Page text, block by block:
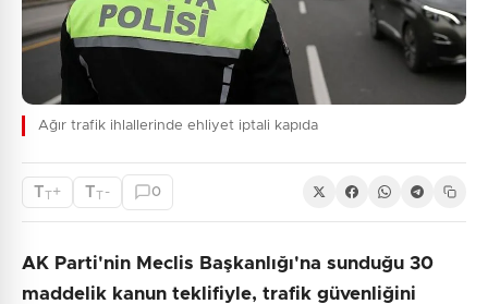
Ağır trafik ihlallerinde ehliyet iptali kapıda
TT+ TT - 0
AK Parti'nin Meclis Başkanlığı'na sunduğu 30
maddelik kanun teklifiyle, trafik güvenliğini